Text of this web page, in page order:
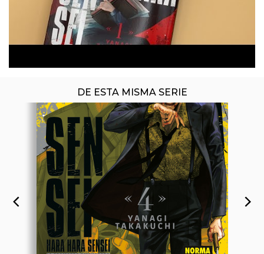
DE ESTA MISMA SERIE